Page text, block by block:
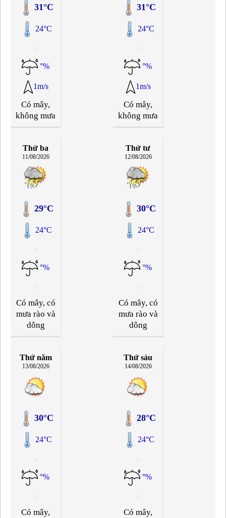
31°C
24°C
°%
1m/s
Có mây,
không mưa
31°C
24°C
°%
1m/s
Có mây,
không mưa
Thứ ba
11/08/2026
29°C
24°C
°%
Có mây, có
mưa rào và
dông
Thứ tư
12/08/2026
30°C
24°C
°%
Có mây, có
mưa rào và
dông
Thứ năm
13/08/2026
30°C
24°C
°%
Có mây,
Thứ sáu
14/08/2026
28°C
24°C
°%
Có mây,